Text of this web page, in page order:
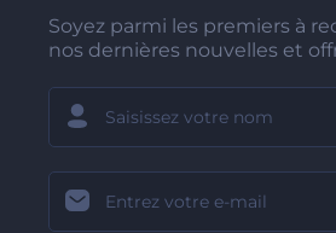
Soyez parmi les premiers à
nos dernières nouvelles et